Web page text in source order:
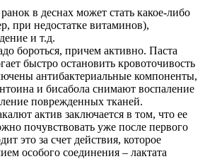
в деснах может стать какое-либо
при недостатке витаминов),
и т.д.
бороться, причем активно. Паста
быстро остановить кровоточивость
антибактериальные компоненты,
и бисабола снимают воспаление
поврежденных тканей.
актив заключается в том, что ее
почувствовать уже после первого
это за счет действия, которое
особого соединения – лактата